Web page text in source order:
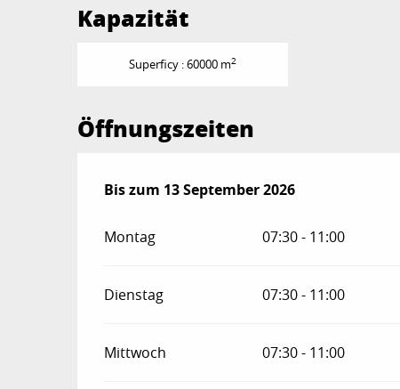
Kapazität
Superficy : 60000 m2
Öffnungszeiten
vom6 Juni 2026bis zum13 September 2026
Bis zum 13 September 2026
Montag 07:30 - 11:00
Dienstag 07:30 - 11:00
Mittwoch 07:30 - 11:00